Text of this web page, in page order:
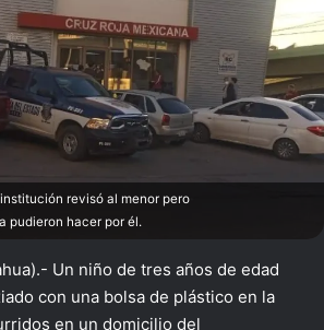
revisó al menor pero
pudieron hacer por él.
Un niño de tres años de edad
con una bolsa de plástico en la
en un domicilio del